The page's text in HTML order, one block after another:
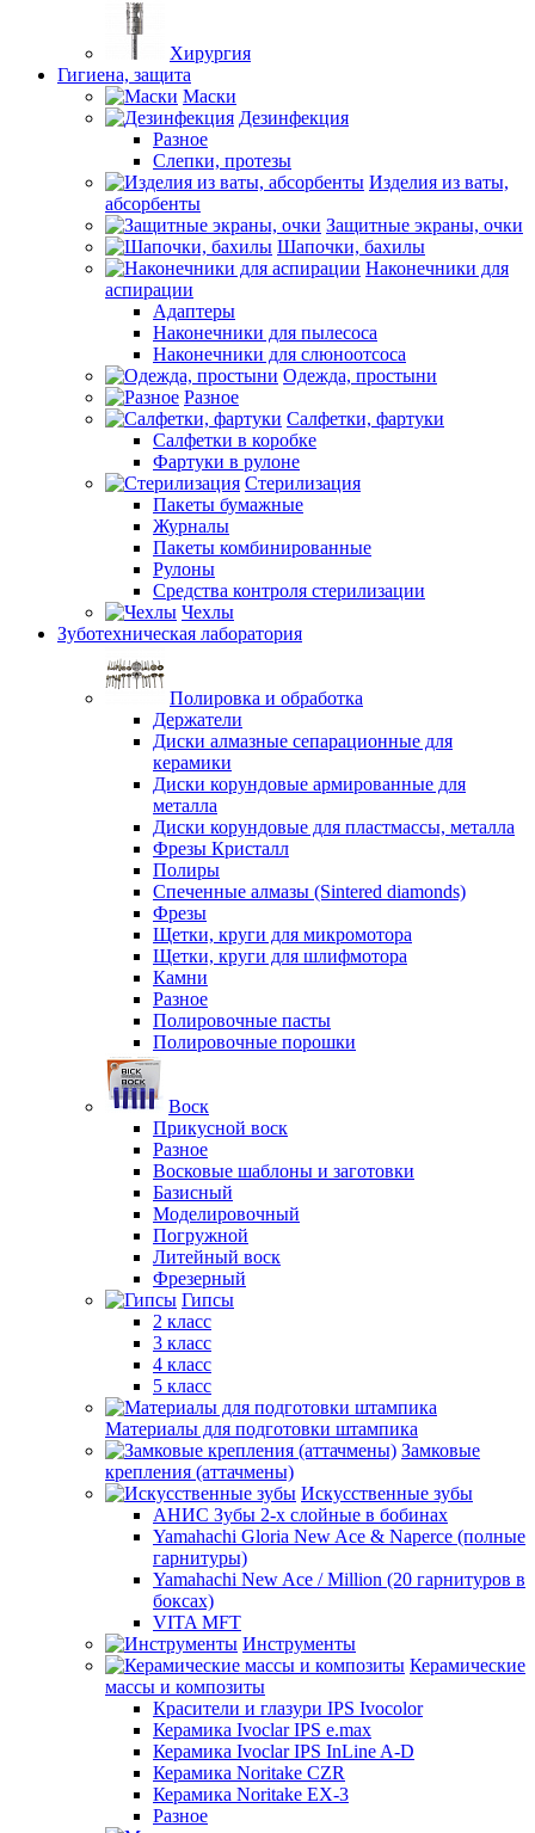
Хирургия
Гигиена, защита
Маски
Дезинфекция
Разное
Слепки, протезы
Изделия из ваты,
абсорбенты
Защитные экраны, очки
Шапочки, бахилы
Наконечники для
аспирации
Адаптеры
Наконечники для пылесоса
Наконечники для слюноотсоса
Одежда, простыни
Разное
Салфетки, фартуки
Салфетки в коробке
Фартуки в рулоне
Стерилизация
Пакеты бумажные
Журналы
Пакеты комбинированные
Рулоны
Средства контроля стерилизации
Чехлы
Зуботехническая лаборатория
Полировка и обработка
Держатели
Диски алмазные сепарационные для
керамики
Диски корундовые армированные для
металла
Диски корундовые для пластмассы, металла
Фрезы Кристалл
Полиры
Спеченные алмазы (Sintered diamonds)
Фрезы
Щетки, круги для микромотора
Щетки, круги для шлифмотора
Камни
Разное
Полировочные пасты
Полировочные порошки
Воск
Прикусной воск
Разное
Восковые шаблоны и заготовки
Базисный
Моделировочный
Погружной
Литейный воск
Фрезерный
Гипсы
2 класс
3 класс
4 класс
5 класс
Материалы для подготовки штампика
Замковые
крепления (аттачмены)
Искусственные зубы
АНИС Зубы 2-х слойные в бобинах
Yamahachi Gloria New Ace & Naperce (полные
гарнитуры)
Yamahachi New Ace / Million (20 гарнитуров в
боксах)
VITA MFT
Инструменты
Керамические
массы и композиты
Красители и глазури IPS Ivocolor
Керамика Ivoclar IPS e.max
Керамика Ivoclar IPS InLine A-D
Керамика Noritake CZR
Керамика Noritake EX-3
Разное